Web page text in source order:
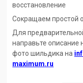
восстановление
Сокращаем простой
Для
направьте описание
фото шильдика на
maximum.ru